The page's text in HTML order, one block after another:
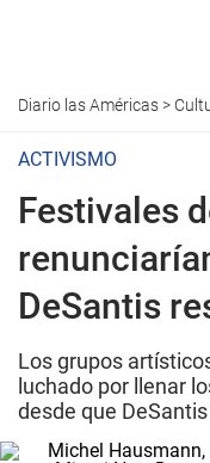
Diario las Américas>
ACTIVISMO
Festivales
DeSantis
Los grupos
luchado por llenar
desde que